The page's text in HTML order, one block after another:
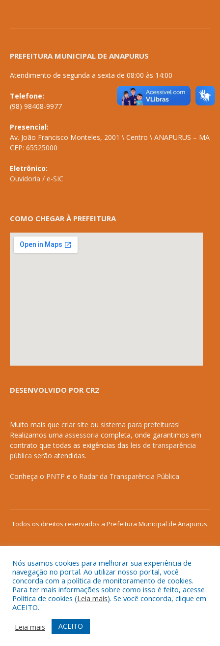
PREFEITURA MUNICIPAL DE ANAPURUS
Atendimento de segunda a sexta de 08:00 às 14:00
Telefone:
(98) 98408-9977
Presencial:
Av. João Francisco Monteles, 2001 \ Centro \ ANAPURUS – MA
CEP: 65525000
Eletrônico:
Ouvidoria / e-SIC
COMO CHEGAR À PREFEITURA
DESENVOLVIDO POR CR2
Muito mais que criar site ou sistema para prefeituras!
Realizamos uma assessoria completa, onde garantimos em
contrato que todas as exigências das leis de transparência
pública serão atendidas.
Conheça o PNTP e o Radar da Transparência Pública
Todos os direitos reservados a Prefeitura Municipal de Anapurus.
Mapa do Site
Acessar Área Administrativa
Acessar o Webmail
Nós usamos cookies para melhorar sua experiência de
navegação no portal. Ao utilizar nosso portal, você
concorda com a política de monitoramento de cookies.
Para ter mais informações sobre como isso é feito, acesse
Política de cookies (Leia mais). Se você concorda, clique em
ACEITO.
Leia mais
ACEITO